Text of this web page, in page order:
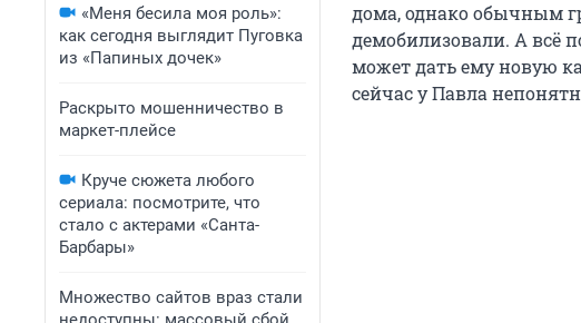
«Меня бесила моя роль»:
как сегодня выглядит Пуговка
из «Папиных дочек»
Раскрыто мошенничество в
маркет-плейсе
Круче сюжета любого
сериала: посмотрите, что
стало с актерами «Санта-
Барбары»
Множество сайтов враз стали
дома, однако обычным
демобилизовали. А всё
может дать ему новую
сейчас у Павла